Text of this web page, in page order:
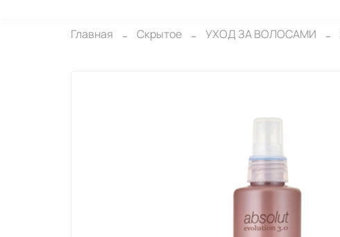
Главная Скрытое УХОД ЗА ВОЛОСАМИ